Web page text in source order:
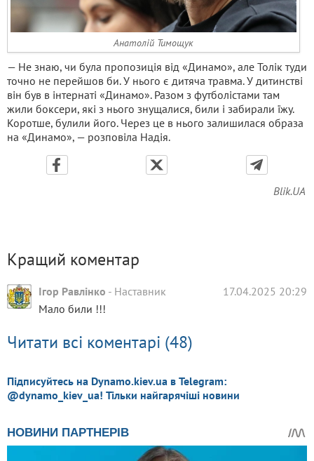
Анатолій Тимощук
— Не знаю, чи була пропозиція від «Динамо», але Толік туди
точно не перейшов би. У нього є дитяча травма. У дитинстві
він був в інтернаті «Динамо». Разом з футболістами там
жили боксери, які з нього знущалися, били і забирали їжу.
Коротше, булили його. Через це в нього залишилася образа
на «Динамо», — розповіла Надія.
Blik.UA
Кращий коментар
Ігор Равлінко - Наставник
17.04.2025 20:29
Мало били !!!
Читати всі коментарі (48)
Підписуйтесь на Dynamo.kiev.ua в Telegram:
@dynamo_kiev_ua! Тільки найгарячіші новини